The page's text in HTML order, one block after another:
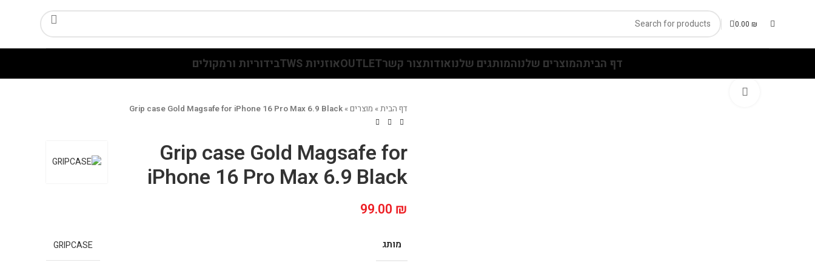
0.00 ₪
דף הביתהמוצרים שלנוהמותגים שלנואודותצור קשרOUTLETאוזניות TWS בידוריות ורמקולים
דף הבית» מוצרים»
Grip case Gold Magsafe for iPhone 16 Pro Max 6.9 Black
Grip case Gold Magsafe for
iPhone 16 Pro Max 6.9 Black
99.00 ₪
מותג GRIPCASE